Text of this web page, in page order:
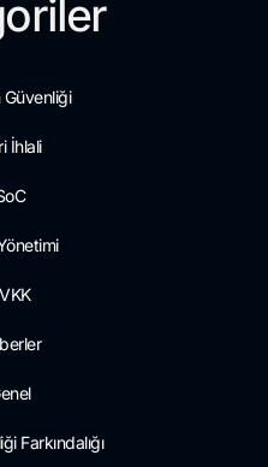
Güvenliği
İhlali
Farkındalığı